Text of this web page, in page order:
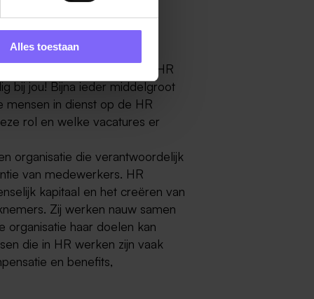
Alles toestaan
vind de nieuwste HR
bij jou! Bijna ieder middelgroot
in dienst op de HR
rol en welke vacatures er
organisatie die verantwoordelijk
van medewerkers. HR
kapitaal en het creëren van
Zij werken nauw samen
haar doelen kan
die in HR werken zijn vaak
en benefits,